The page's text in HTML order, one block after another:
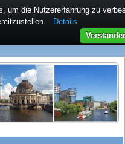
um die Nutzererfahrung zu
Details